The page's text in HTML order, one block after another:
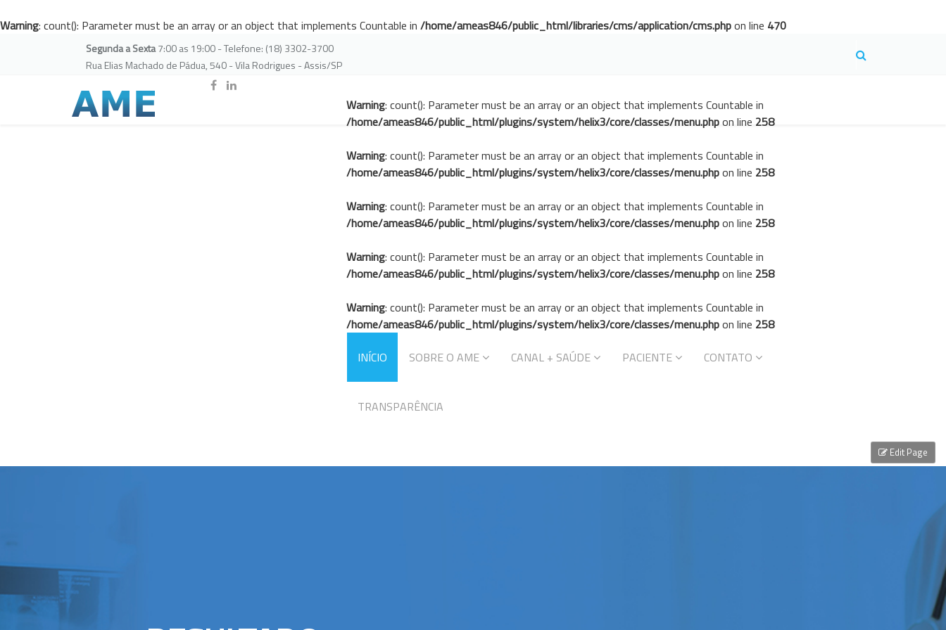
Warning: count(): Parameter must be an array or an object that implements Countable in /home/ameas846/public_html/libraries/cms/application/cms.phpon line 470
Segunda a Sexta7:00 as 19:00 - Telefone: (18) 3302-3700
Rua Elias Machado de Pádua, 540 - Vila Rodrigues - Assis/SP
Warning: count(): Parameter must be an array or an object that implements Countable in
/home/ameas846/public_html/plugins/system/helix3/core/classes/menu.phpon line 258
Warning: count(): Parameter must be an array or an object that implements Countable in
/home/ameas846/public_html/plugins/system/helix3/core/classes/menu.phpon line 258
Warning: count(): Parameter must be an array or an object that implements Countable in
/home/ameas846/public_html/plugins/system/helix3/core/classes/menu.phpon line 258
Warning: count(): Parameter must be an array or an object that implements Countable in
/home/ameas846/public_html/plugins/system/helix3/core/classes/menu.phpon line 258
Warning: count(): Parameter must be an array or an object that implements Countable in
/home/ameas846/public_html/plugins/system/helix3/core/classes/menu.phpon line 258
INÍCIO
SOBRE O AME CANAL + SAÚDE PACIENTE CONTATO
TRANSPARÊNCIA
Edit Page